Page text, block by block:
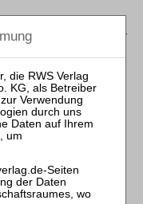
auf Herausgabe der
gezahlten erhöhten
begründeten
folge aus § 291 BGB.
überwiegend stand.
die Zulässigkeit der
der